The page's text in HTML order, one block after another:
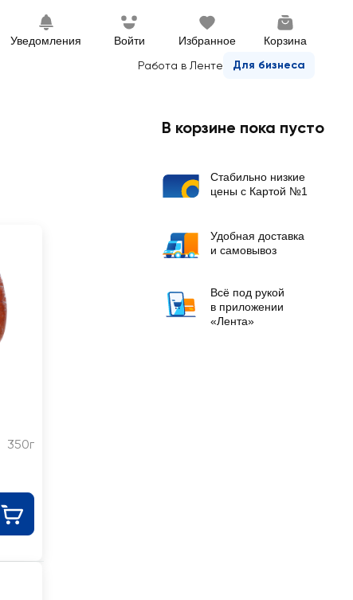
Уведомления Войти Избранное Корзина
Работа в Ленте Для бизнеса
350г
В корзине пока пусто
Стабильно низкие
цены с Картой №1
Удобная доставка
и самовывоз
Всё под рукой
в приложении
«Лента»